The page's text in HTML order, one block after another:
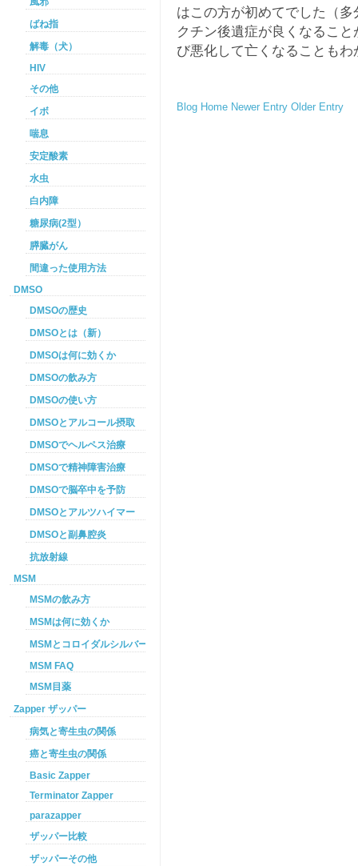
はこの方が初めてでした（
クチン後遺症が良くなるこ
び悪化して亡くなることもわ
Blog Home Newer Entry Older Entry
ばね指
解毒（犬）
HIV
その他
イボ
喘息
安定酸素
水虫
白内障
糖尿病(2型）
膵臓がん
間違った使用方法
DMSO
DMSOの歴史
DMSOとは（新）
DMSOは何に効くか
DMSOの飲み方
DMSOの使い方
DMSOとアルコール摂取
DMSOでヘルペス治療
DMSOで精神障害治療
DMSOで脳卒中を予防
DMSOとアルツハイマー
DMSOと副鼻腔炎
抗放射線
MSM
MSMの飲み方
MSMは何に効くか
MSMとコロイダルシルバーを使った癌プロトコル
MSM FAQ
MSM目薬
Zapper ザッパー
病気と寄生虫の関係
癌と寄生虫の関係
Basic Zapper
Terminator Zapper
parazapper
ザッパー比較
ザッパーその他